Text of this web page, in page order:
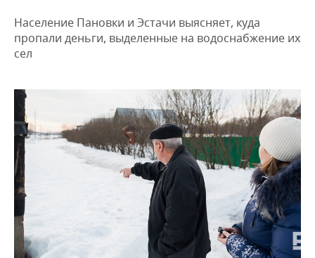
КОРОЛИ ГОСЗАКАЗА ПФО
КОМУ ПРИНАДЛЕЖАТ
ТОРГОВЫЕ ЦЕНТРЫ
ТАТАРСТАНА
ФИНАНСЫ
БЮДЖЕТ
ИНВЕСТИЦИИ
НОВОСТИ
ПРОМЫШЛЕННОСТИ
АГРОПРОМ
МАШИНОСТРОЕНИЕ
НЕФТЕХИМИЯ
НЕФТЬ
ОПК
ЭНЕРГЕТИКА
НЕДВИЖИМОСТЬ
НОВОСТИ АВТО
БИЗНЕС
НОВОСТИ БИЗНЕСА
РОЗНИЧНАЯ ТОРГОВЛЯ
ТРАНСПОРТ
УСЛУГИ
ТЕХНОЛОГИИ
НОВОСТИ ТЕХНОЛОГИЙ
IT
МЕДИА
МЕРОПРИЯТИЯ
НОВОСТИ МЕРОПРИЯТИЙ
ВЫЕЗДНАЯ РЕДАКЦИЯ
СПОРТ
НОВОСТИ СПОРТА
ОБЩЕСТВО
Население Пановки и Эстачи выясняет, куда
пропали деньги, выделенные на водоснабжение их
сел